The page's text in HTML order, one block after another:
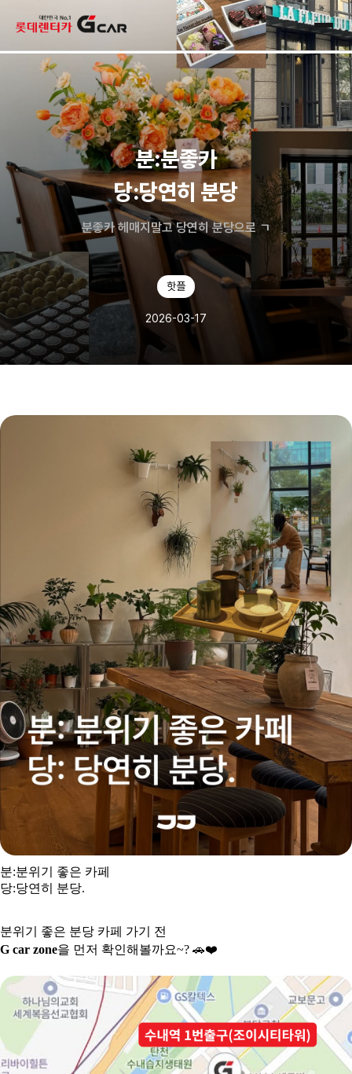
전체
분:분좋카
당:당연히 분당
분좋카 헤매지말고 당연히 분당으로 ㄱ
핫플
2026-03-17
분:분위기 좋은 카페
당:당연히 분당.
분위기 좋은 분당 카페 가기 전
G car zone을 먼저 확인해볼까요~? 🚗❤